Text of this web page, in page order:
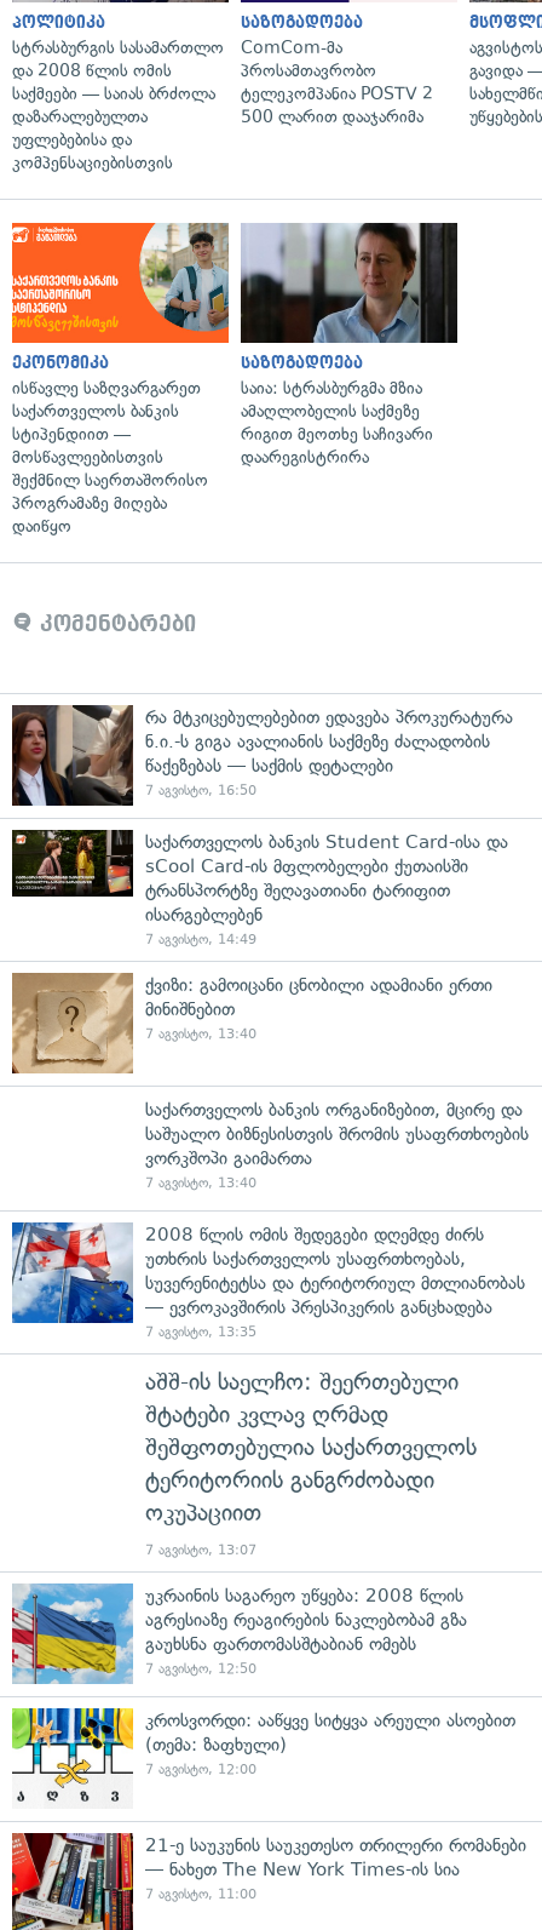
პოლიტიკა
სტრასბურგის სასამართლო
და 2008 წლის ომის
საქმეები — საიას ბრძოლა
დაზარალებულთა
უფლებებისა და
კომპენსაციებისთვის
საზოგადოება
ComCom-მა
პროსამთავრობო
ტელეკომპანია POSTV 2
500 ლარით დააჯარიმა
გავიდა
ეკონომიკა
ისწავლე საზღვარგარეთ
საქართველოს ბანკის
სტიპენდიით —
მოსწავლეებისთვის
შექმნილ საერთაშორისო
პროგრამაზე მიღება
დაიწყო
საზოგადოება
საია: სტრასბურგმა მზია
ამაღლობელის საქმეზე
რიგით მეოთხე საჩივარი
დაარეგისტრირა
კომენტარები
რა მტკიცებულებებით ედავება პროკურატურა
ნ.ი.-ს გიგა ავალიანის საქმეზე ძალადობის
წაქეზებას — საქმის დეტალები
7 აგვისტო, 16:50
საქართველოს ბანკის Student Card-ისა და
sCool Card-ის მფლობელები ქუთაისში
ტრანსპორტზე შეღავათიანი ტარიფით
ისარგებლებენ
7 აგვისტო, 14:49
ქვიზი: გამოიცანი ცნობილი ადამიანი ერთი
მინიშნებით
7 აგვისტო, 13:40
საქართველოს ბანკის ორგანიზებით, მცირე და
საშუალო ბიზნესისთვის შრომის უსაფრთხოების
ვორკშოპი გაიმართა
7 აგვისტო, 13:40
2008 წლის ომის შედეგები დღემდე ძირს
უთხრის საქართველოს უსაფრთხოებას,
სუვერენიტეტსა და ტერიტორიულ მთლიანობას
— ევროკავშირის პრესპიკერის განცხადება
7 აგვისტო, 13:35
აშშ-ის საელჩო: შეერთებული
შტატები კვლავ ღრმად
შეშფოთებულია საქართველოს
ტერიტორიის განგრძობადი
ოკუპაციით
7 აგვისტო, 13:07
უკრაინის საგარეო უწყება: 2008 წლის
აგრესიაზე რეაგირების ნაკლებობამ გზა
გაუხსნა ფართომასშტაბიან ომებს
7 აგვისტო, 12:50
კროსვორდი: ააწყვე სიტყვა არეული ასოებით
(თემა: ზაფხული)
7 აგვისტო, 12:00
21-ე საუკუნის საუკეთესო თრილერი რომანები
— ნახეთ The New York Times-ის სია
7 აგვისტო, 11:00